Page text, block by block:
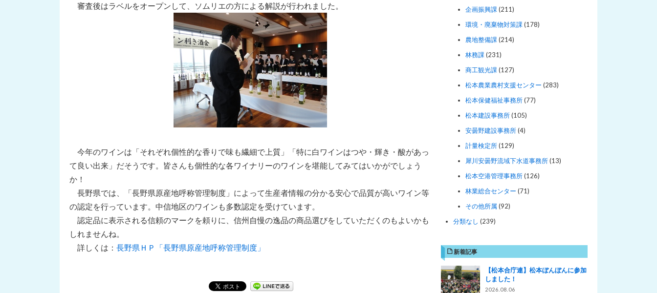
審査後はラベルをオープンして、ソムリエの方による解説が行われました。
今年のワインは「それぞれ個性的な香りで味も繊細で上質」「特に白ワインはつや・輝き・酸があっ
て良い出来」だそうです。皆さんも個性的な各ワイナリーのワインを堪能してみてはいかがでしょう
か！
長野県では、「長野県原産地呼称管理制度」によって生産者情報の分かる安心で品質が高いワイン等
の認定を行っています。中信地区のワインも多数認定を受けています。
認定品に表示される信頼のマークを頼りに、信州自慢の逸品の商品選びをしていただくのもよいかも
しれませんね。
詳しくは： 長野県ＨＰ「長野県原産地呼称管理制度」
企画振興課 (211)
環境・廃棄物対策課 (178)
農地整備課 (214)
林務課 (231)
商工観光課 (127)
松本農業農村支援センター (283)
松本保健福祉事務所(77)
松本建設事務所(105)
安曇野建設事務所(4)
計量検定所(129)
犀川安曇野流域下水道事務所(13)
松本空港管理事務所(126)
林業総合センター (71)
その他所属(92)
分類なし (239)
新着記事
【松本合庁連】松本ぼんぼんに参加
しました！
2026.08.06